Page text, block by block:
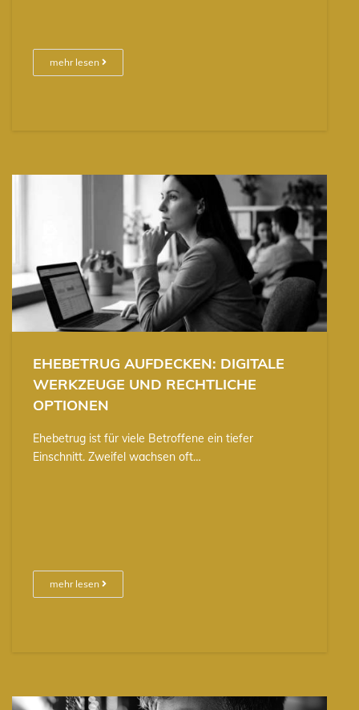
mehr lesen
EHEBETRUG AUFDECKEN: DIGITALE
WERKZEUGE UND RECHTLICHE
OPTIONEN
Ehebetrug ist für viele Betroffene ein tiefer
Einschnitt. Zweifel wachsen oft…
mehr lesen